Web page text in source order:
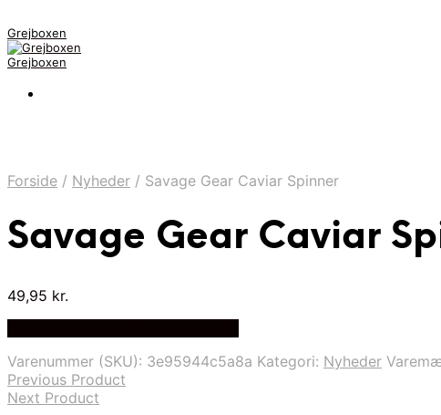
Grejboxen
Grejboxen
Forside / Nyheder / Savage Gear Caviar Spinner
Savage Gear Caviar
49,95 kr.
Varenummer (SKU): 3e95944c5a8a Kategori: Nyheder
Previous Product
Next Product